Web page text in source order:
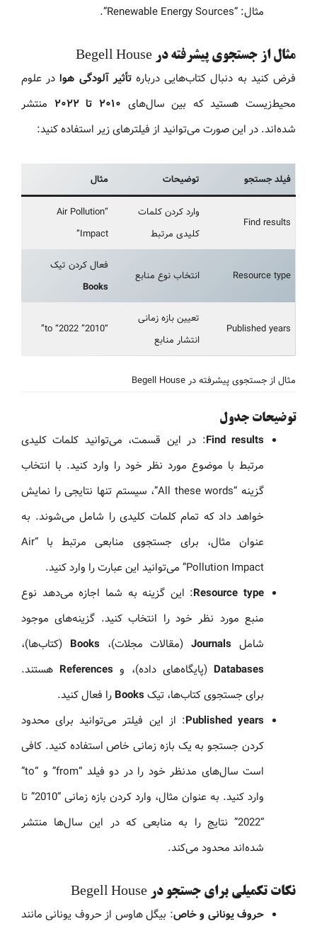
مثال: “Renewable Energy Sources”.
مثال از جستجوی پیشرفته در Begell House
فرض کنید به دنبال کتاب‌هایی دربارهتأثیر آلودگی هوادر علوم
محیط‌زیست هستید که بین سال‌های ۲۰۱۰ تا ۲۰۲۲
منتشر
شده‌اند. در این صورت می‌توانید از فیلترهای زیر استفاده کنید:
فیلد جستجو توضیحات مثال
Find results
وارد کردن کلمات
کلیدی مرتبط
“Air Pollution
Impact”
Resource type انتخاب نوع منابع
فعال کردن تیک
Books
Published years
تعیین بازه زمانی
انتشار منابع
“2010” to “2022”
مثال از جستجوی پیشرفته در Begell House
توضیحات جدول
Find results: در این قسمت، می‌توانید کلمات کلیدی
مرتبط با موضوع مورد نظر خود را وارد کنید. با انتخاب
گزینه “All these words”، سیستم تنها نتایجی را نمایش
خواهد داد که تمام کلمات کلیدی را شامل می‌شوند. به
عنوان مثال، برای جستجوی منابعی مرتبط با “Air
Pollution Impact” می‌توانید این عبارت را وارد کنید.
Resource type: این گزینه به شما اجازه می‌دهد نوع
منبع مورد نظر خود را انتخاب کنید. گزینه‌های موجود
شامل Journals(مقالات مجلات)، Books (کتاب‌ها)،
Databases (پایگاه‌های داده)، و References هستند.
برای جستجوی کتاب‌ها، تیک Books را فعال کنید.
Published years: از این فیلتر می‌توانید برای محدود
کردن جستجو به یک بازه زمانی خاص استفاده کنید. کافی
است سال‌های مدنظر خود را در دو فیلد “from” و “to”
وارد کنید. به عنوان مثال، وارد کردن بازه زمانی “2010” تا
“2022” نتایج را به منابعی که در این سال‌ها منتشر
شده‌اند محدود می‌کند.
نکات تکمیلی برای جستجو در Begell House
حروف یونانی و خاص: بیگل هاوس از حروف یونانی مانند